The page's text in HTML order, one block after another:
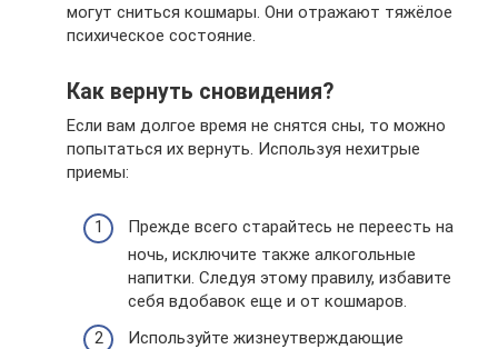
могут сниться кошмары. Они отражают тяжёлое
психическое состояние.
Как вернуть сновидения?
Если вам долгое время не снятся сны, то можно
попытаться их вернуть. Используя нехитрые
приемы:
Прежде всего старайтесь не переесть на
ночь, исключите также алкогольные
напитки. Следуя этому правилу, избавите
себя вдобавок еще и от кошмаров.
Используйте жизнеутверждающие